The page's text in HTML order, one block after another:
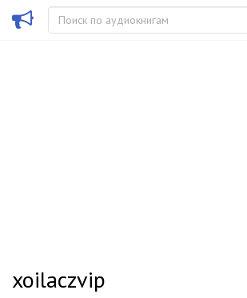
xoilaczvip